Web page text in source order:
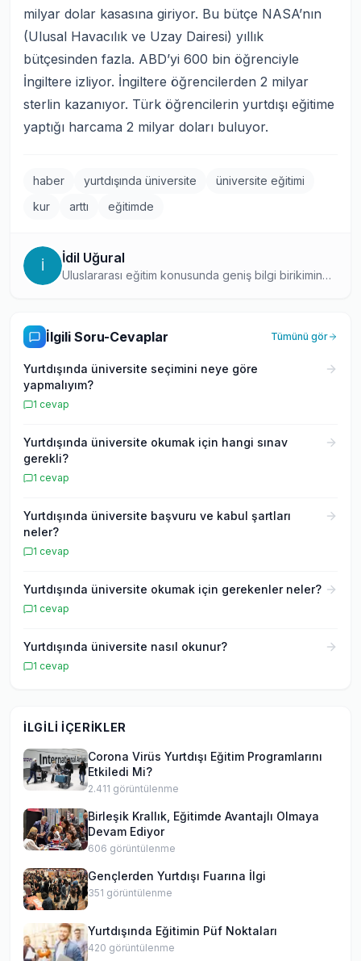
milyar dolar kasasına giriyor. Bu bütçe NASA’nın
(Ulusal Havacılık ve Uzay Dairesi) yıllık
bütçesinden fazla. ABD’yi 600 bin öğrenciyle
İngiltere izliyor. İngiltere öğrencilerden 2 milyar
sterlin kazanıyor. Türk öğrencilerin yurtdışı eğitime
yaptığı harcama 2 milyar doları buluyor.
haber yurtdışında üniversite
üniversite eğitimi
kur
arttı eğitimde
İ İdil Uğural
Uluslararası eğitim konusunda geniş bilgi birikimine
platformundaki aktif katılımıyla paylaşıyor.
İlgili Soru-Cevaplar Tümünü gör
Yurtdışında üniversite seçimini neye göre
yapmalıyım?
1 cevap
Yurtdışında üniversite okumak için hangi sınav
gerekli?
1 cevap
Yurtdışında üniversite başvuru ve kabul şartları
neler?
1 cevap
Yurtdışında üniversite okumak için gerekenler neler?
1 cevap
Yurtdışında üniversite nasıl okunur?
1 cevap
İLGILI İÇERIKLER
Corona Virüs Yurtdışı Eğitim Programlarını
Etkiledi Mi?
2.411 görüntülenme
Birleşik Krallık, Eğitimde Avantajlı Olmaya
Devam Ediyor
606 görüntülenme
Gençlerden Yurtdışı Fuarına İlgi
351 görüntülenme
Yurtdışında Eğitimin Püf Noktaları
420 görüntülenme